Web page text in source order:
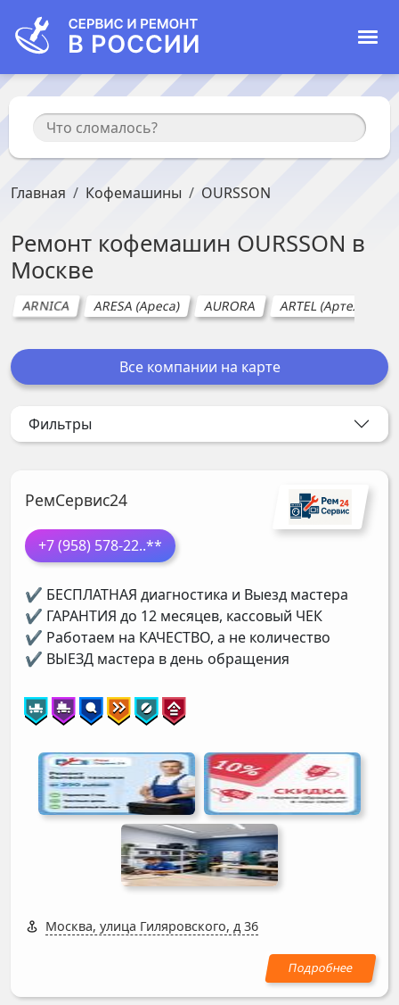
Главная Кофемашины OURSSON
Ремонт кофемашин OURSSON в
Москве
ARNICA ARESA (Ареса) AURORA ARTEL (Артел)
Все компании на карте
Фильтры
РемСервис24
+7 (958) 578-22..**
✔ БЕСПЛАТНАЯ диагностика и Выезд мастера
✔ ГАРАНТИЯ до 12 месяцев, кассовый ЧЕК
✔ Работаем на КАЧЕСТВО, а не количество
✔ ВЫЕЗД мастера в день обращения
Москва, улица Гиляровского, д 36